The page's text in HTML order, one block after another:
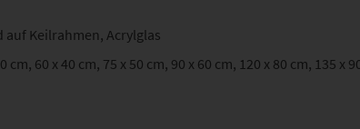
auf Keilrahmen, Acrylglas
cm, 60 x 40 cm, 75 x 50 cm, 90 x 60 cm, 120 x 80 cm, 135 x